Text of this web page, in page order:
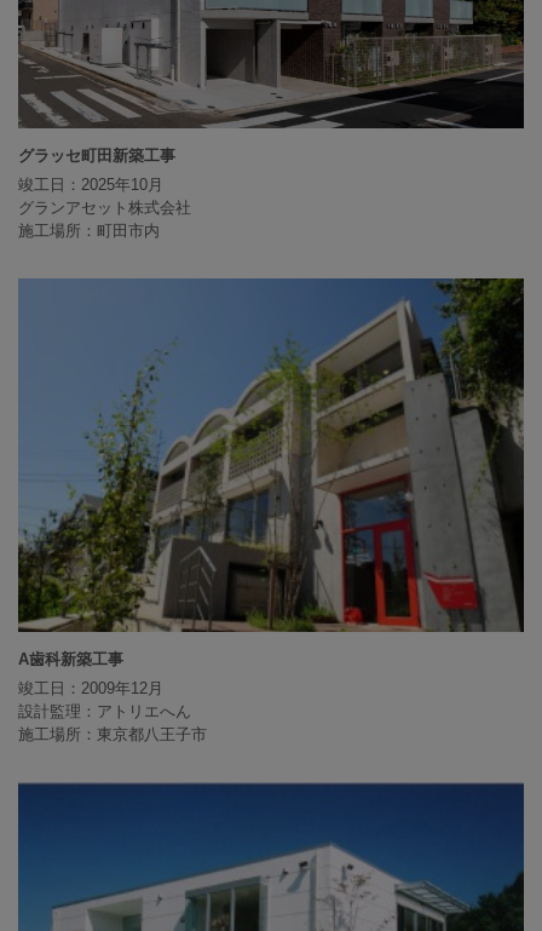
グラッセ町田新築工事
竣工日：2025年10月
グランアセット株式会社
施工場所：町田市内
A歯科新築工事
竣工日：2009年12月
設計監理：アトリエへん
施工場所：東京都八王子市